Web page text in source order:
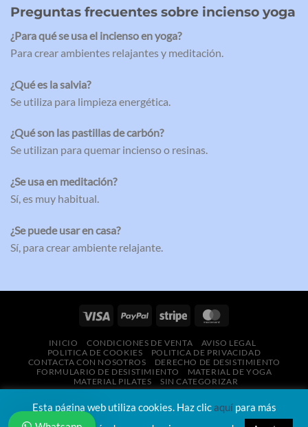
Preguntas frecuentes sobre incienso yoga
¿Para qué se usa el incienso en yoga?
Para crear ambientes relajantes y meditación.
¿Qué es la salvia?
Se utiliza para limpieza energética.
¿Qué son las pastillas de carbón?
Se utilizan para quemar incienso o resinas.
¿Se usa en meditación?
Sí, es muy habitual.
¿Se puede usar en casa?
Sí, para crear ambiente relajante.
INICIO CONDICIONES DE VENTA
AVISO LEGAL
POLITICA DE COOKIES
POLITICA DE PRIVACIDAD
CONTACTA CON NOSOTROS
DERECHO DE DESISTIMIENTO
FORMULARIO DE DESISTIMIENTO
MATERIAL DE YOGA
MATERIAL PILATES
SIN CATEGORIZAR
Copyright 2026 © Chassefit.es Quiénes somos
Cómo
Esta página web utiliza cookies. Haz clic aquípara más